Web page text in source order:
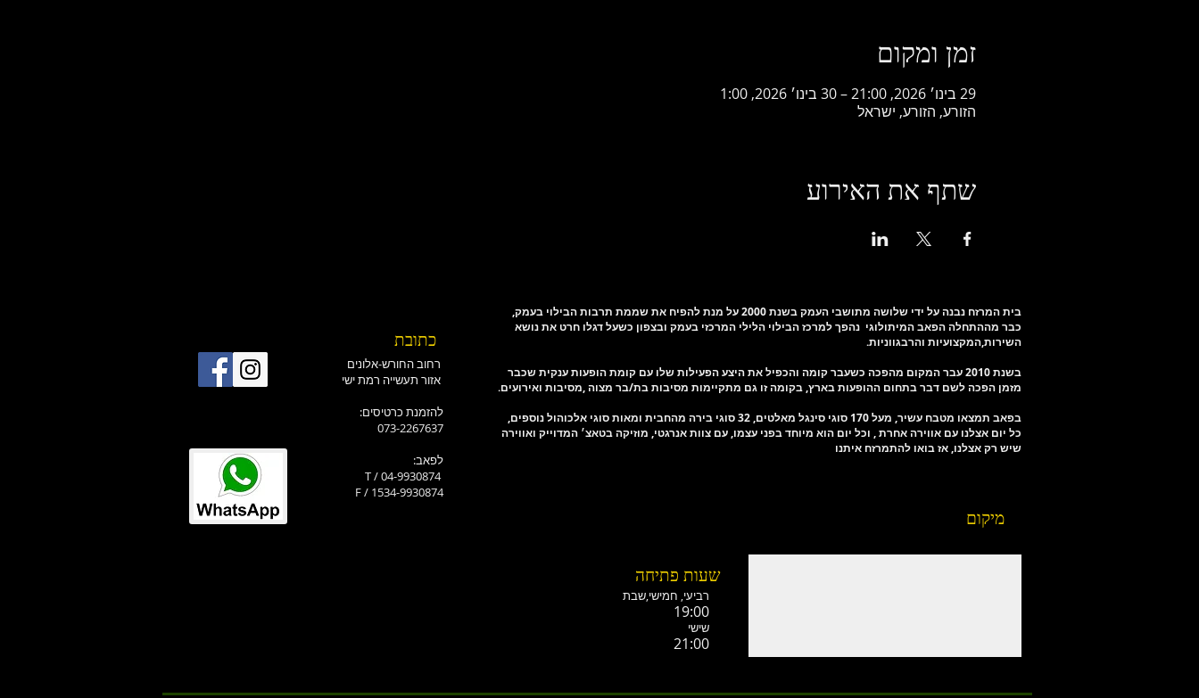
זמן ומקום
29 בינו׳ 2026, 21:00 – 30 בינו׳ 2026, 1:00
הזורע, הזורע, ישראל
שתף את האירוע
כתובת
:להזמנת כרטיסים
073-2267637
:לפאב
T / 04-9930874
F / 1534-9930874
בית המרזח נבנה על ידי שלושה מתושבי העמק בשנת 2000 על מנת להפיח את שממת תרבות הבילוי בעמק,
כבר מההתחלה הפאב המיתולוגי נהפך למרכז הבילוי הלילי המרכזי בעמק ובצפון כשעל דגלו חרט את נושא
השירות,המקצועיות והרבגווניות.
בשנת 2010 עבר המקום מהפכה כשעבר קומה והכפיל את היצע הפעילות שלו עם קומת הופעות ענקית שכבר
מזמן הפכה לשם דבר בתחום ההופעות בארץ, בקומה זו גם מתקיימות מסיבות בת/בר מצוה ,מסיבות ואירועים.
בפאב תמצאו מטבח עשיר, מעל 170 סוגי סינגל מאלטים, 32 סוגי בירה מהחבית ומאות סוגי אלכוהול נוספים,
כל יום אצלנו עם אווירה אחרת , וכל יום הוא מיוחד בפני עצמו, עם צוות אנרגטי, מוזיקה בטאצ׳ המדוייק ואווירה
שיש רק אצלנו, אז בואו להתמרזח איתנו
מיקום
שעות פתיחה
רביעי, חמישי,שבת
19:00
שישי
21:00